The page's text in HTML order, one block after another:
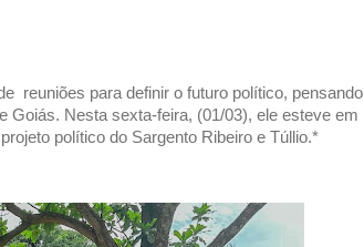
reuniões para definir o futuro político, pensando
Goiás. Nesta sexta-feira, (01/03), ele esteve em
político do Sargento Ribeiro e Túllio.*